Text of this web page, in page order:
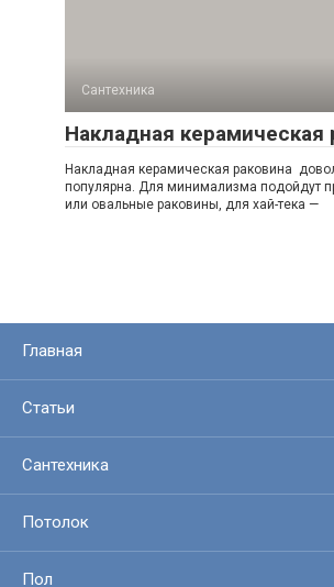
Сантехника
Накладная керамическая
Накладная керамическая раковина
популярна. Для минимализма подойдут
или овальные раковины, для хай-тека —
Главная
Статьи
Сантехника
Потолок
Пол